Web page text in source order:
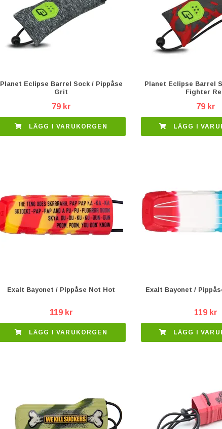
Planet Eclipse Barrel Sock / Pippåse
Grit
79 kr
LÄGG I VARUKORGEN
Planet Eclipse Barrel
Fighter
79 kr
LÄGG I
Exalt Bayonet / Pippåse Not Hot
119 kr
LÄGG I VARUKORGEN
Exalt Bayonet /
119 kr
LÄGG I